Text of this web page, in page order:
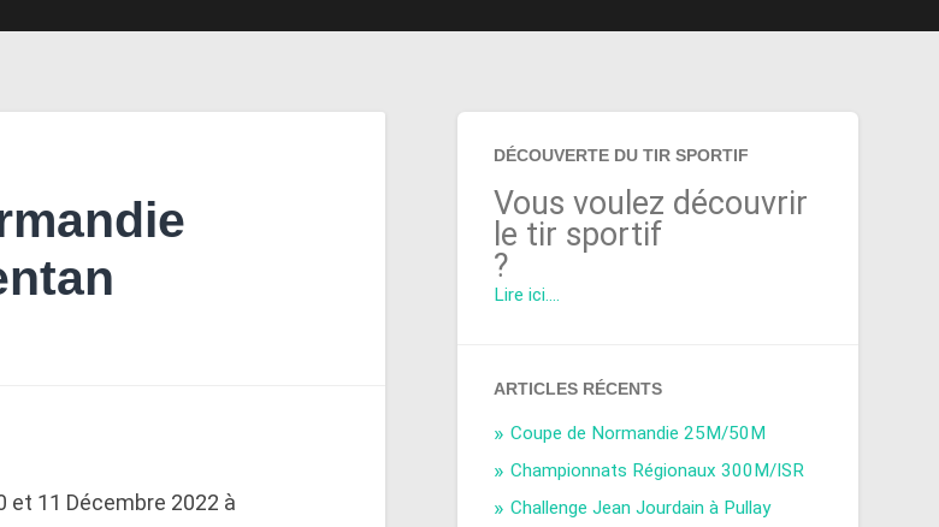
et 11 Décembre 2022 à
DÉCOUVERTE DU TIR SPORTIF
Vous voulez découvrir
le tir sportif
?
Lire ici....
ARTICLES RÉCENTS
Coupe de Normandie 25M/50M
Championnats Régionaux 300M/ISR
Challenge Jean Jourdain à Pullay